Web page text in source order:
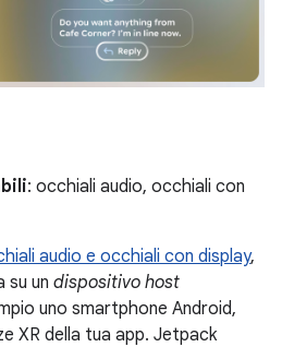
: occhiali audio, occhiali con
audio e occhiali con display,
su un dispositivo host
uno smartphone Android,
XR della tua app. Jetpack